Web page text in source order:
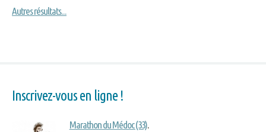
Autres résultats...
Inscrivez-vous en ligne !
Marathon du Médoc (33).